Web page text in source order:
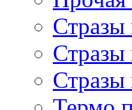
Стразы
Стразы
Стразы